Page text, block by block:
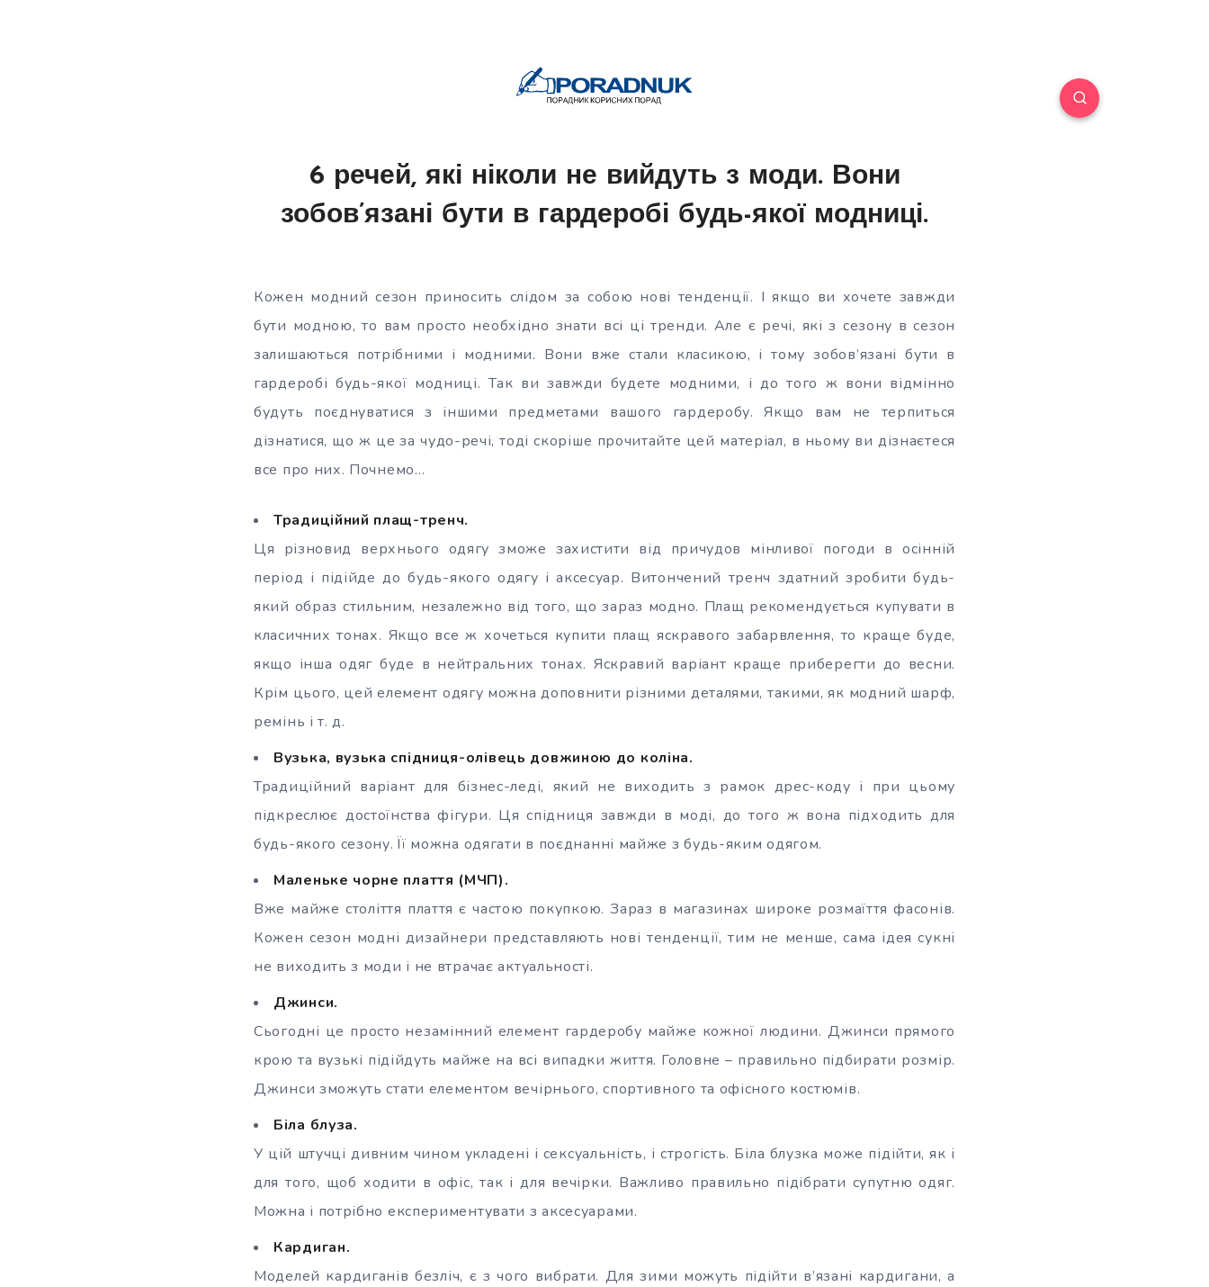
6 речей, які ніколи не вийдуть з моди. Вони
зобов’язані бути в гардеробі будь-якої модниці.
Кожен модний сезон приносить слідом за собою нові тенденції. І якщо ви хочете завжди
бути модною, то вам просто необхідно знати всі ці тренди. Але є речі, які з сезону в сезон
залишаються потрібними і модними. Вони вже стали класикою, і тому зобов’язані бути в
гардеробі будь-якої модниці. Так ви завжди будете модними, і до того ж вони відмінно
будуть поєднуватися з іншими предметами вашого гардеробу. Якщо вам не терпиться
дізнатися, що ж це за чудо-речі, тоді скоріше прочитайте цей матеріал, в ньому ви дізнаєтеся
все про них. Почнемо…
Традиційний плащ-тренч.
Ця різновид верхнього одягу зможе захистити від причудов мінливої погоди в осінній
період і підійде до будь-якого одягу і аксесуар. Витончений тренч здатний зробити будь-
який образ стильним, незалежно від того, що зараз модно. Плащ рекомендується купувати в
класичних тонах. Якщо все ж хочеться купити плащ яскравого забарвлення, то краще буде,
якщо інша одяг буде в нейтральних тонах. Яскравий варіант краще приберегти до весни.
Крім цього, цей елемент одягу можна доповнити різними деталями, такими, як модний шарф,
ремінь і т. д.
Вузька, вузька спідниця-олівець довжиною до коліна.
Традиційний варіант для бізнес-леді, який не виходить з рамок дрес-коду і при цьому
підкреслює достоїнства фігури. Ця спідниця завжди в моді, до того ж вона підходить для
будь-якого сезону. Її можна одягати в поєднанні майже з будь-яким одягом.
Маленьке чорне плаття (МЧП).
Вже майже століття плаття є частою покупкою. Зараз в магазинах широке розмаїття фасонів.
Кожен сезон модні дизайнери представляють нові тенденції, тим не менше, сама ідея сукні
не виходить з моди і не втрачає актуальності.
Джинси.
Сьогодні це просто незамінний елемент гардеробу майже кожної людини. Джинси прямого
крою та вузькі підійдуть майже на всі випадки життя. Головне – правильно підбирати розмір.
Джинси зможуть стати елементом вечірнього, спортивного та офісного костюмів.
Біла блуза.
У цій штучці дивним чином укладені і сексуальність, і строгість. Біла блузка може підійти, як і
для того, щоб ходити в офіс, так і для вечірки. Важливо правильно підібрати супутню одяг.
Можна і потрібно експериментувати з аксесуарами.
Кардиган.
Моделей кардиганів безліч, є з чого вибрати. Для зими можуть підійти в’язані кардигани, а